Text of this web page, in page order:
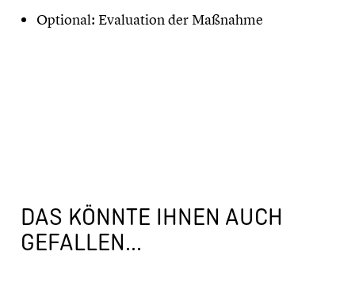
Optional: Evaluation der Maßnahme
DAS KÖNNTE IHNEN AUCH
GEFALLEN...